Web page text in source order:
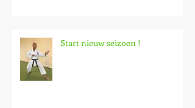
Start nieuw seizoen !